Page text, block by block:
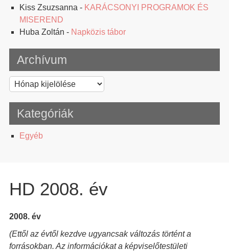
Kiss Zsuzsanna - KARÁCSONYI PROGRAMOK ÉS
MISEREND
Huba Zoltán - Napközis tábor
Archívum
Archívum
Kategóriák
Egyéb
HD 2008. év
2008. év
(Ettől az évtől kezdve ugyancsak változás történt a
forrásokban. Az információkat a képviselőtestületi